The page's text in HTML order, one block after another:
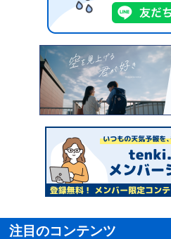
注目のコンテンツ